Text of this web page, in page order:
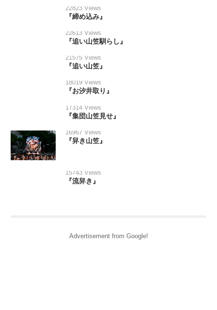
22823 Views
『締め込み』
22613 Views
『追い山笠馴らし』
21575 Views
『追い山笠』
18019 Views
『お汐井取り』
17314 Views
『集団山笠見せ』
16967 Views
『舁き山笠』
15743 Views
『流舁き』